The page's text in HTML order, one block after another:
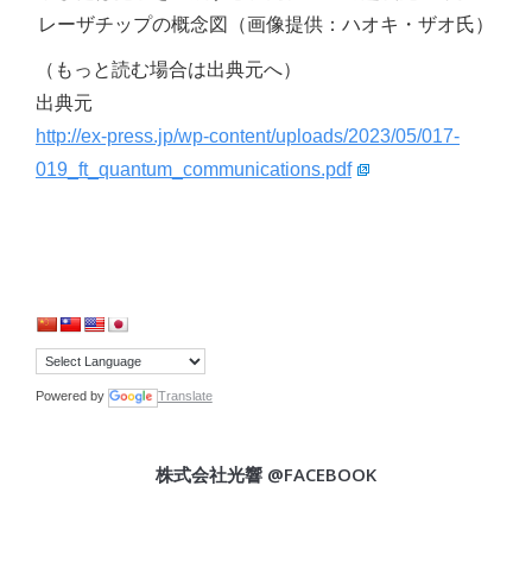
レーザチップの概念図（画像提供：ハオキ・ザオ氏）
（もっと読む場合は出典元へ）
出典元
http://ex-press.jp/wp-content/uploads/2023/05/017-
019_ft_quantum_communications.pdf
Powered by Translate
株式会社光響 @FACEBOOK